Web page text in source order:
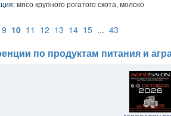
мясо крупного рогатого скота, молоко
9 10 11 12 13 14 15 ... 43
по продуктам питания и